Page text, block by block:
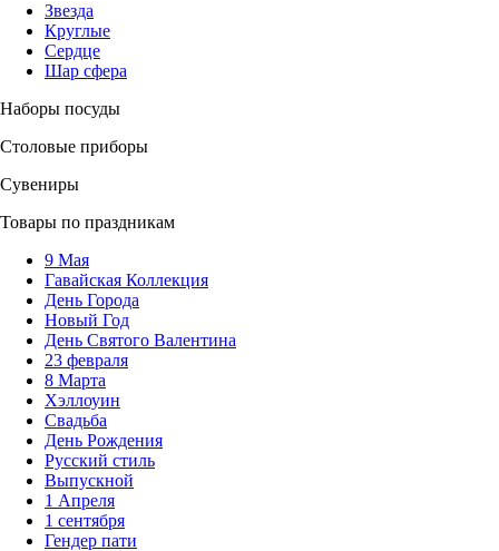
Звезда
Круглые
Сердце
Шар сфера
Наборы посуды
Столовые приборы
Сувениры
Товары по праздникам
9 Мая
Гавайская Коллекция
День Города
Новый Год
День Святого Валентина
23 февраля
8 Марта
Хэллоуин
Свадьба
День Рождения
Русский стиль
Выпускной
1 Апреля
1 сентября
Гендер пати